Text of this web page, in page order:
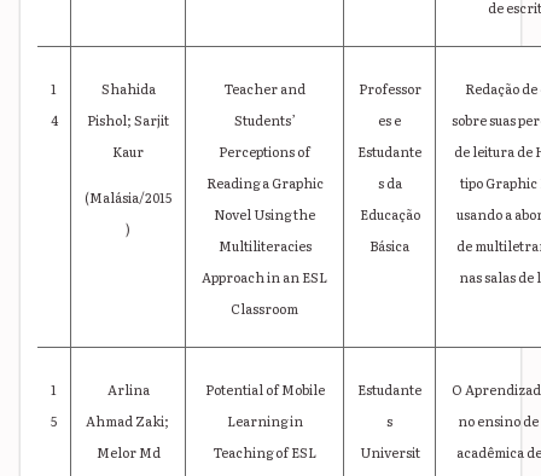
de
1
4
Shahida
Pishol; Sarjit
Kaur
(Malásia/2015
)
Teacher and
Students’
Perceptions of
Reading a Graphic
Novel Using the
Multiliteracies
Approach in an ESL
Classroom
Professor
es e
Estudante
s da
Educação
Básica
Redação
sobre suas
de leitura de
tipo Graphic
usando a
de
nas salas de
1
5
Arlina
Ahmad Zaki;
Melor Md
Potential of Mobile
Learning in
Teaching of ESL
Estudante
s
Universit
O
no ensino
acadêmica